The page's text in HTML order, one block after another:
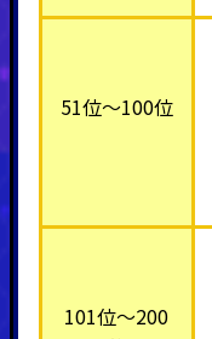
51位～100位
101位～200